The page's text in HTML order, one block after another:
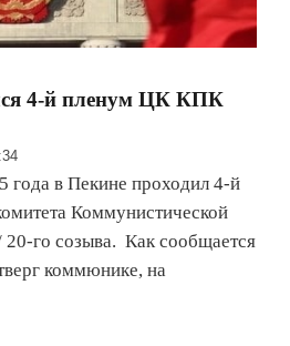
4-й пленум ЦК КПК
года в Пекине проходил 4-й
Коммунистической
го созыва. Как сообщается
коммюнике, на